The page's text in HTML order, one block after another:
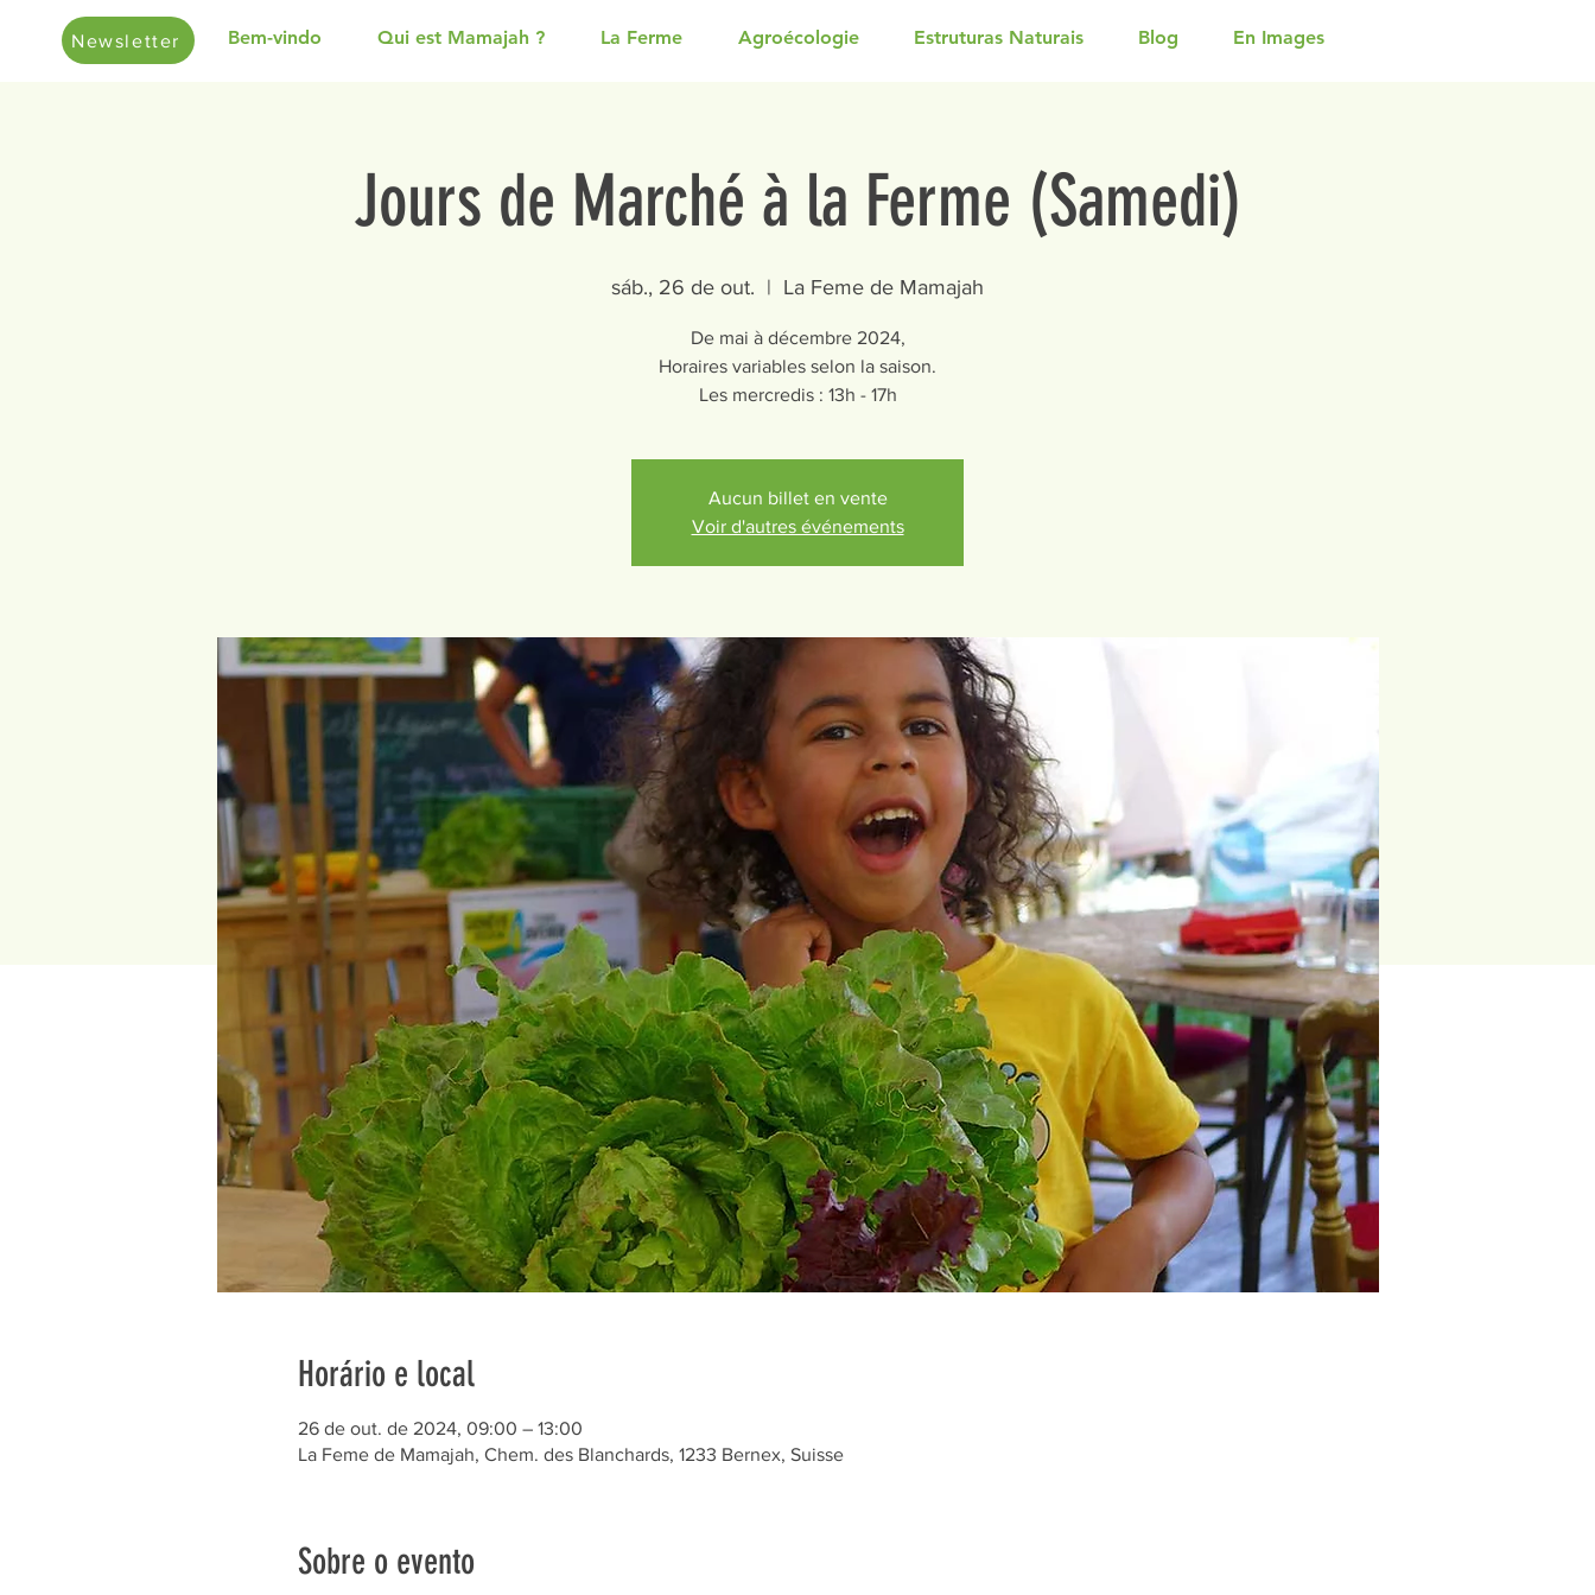
Newsletter Bem-vindo Qui est Mamajah ? La Ferme Agroécologie Estruturas Naturais Blog En Images
Jours de Marché à la Ferme (Samedi)
sáb., 26 de out.
  |
La Feme de Mamajah
De mai à décembre 2024,
Horaires variables selon la saison.
Les mercredis : 13h - 17h
Aucun billet en vente
Voir d'autres événements
Horário e local
26 de out. de 2024, 09:00 – 13:00
La Feme de Mamajah, Chem. des Blanchards, 1233 Bernex, Suisse
Sobre o evento